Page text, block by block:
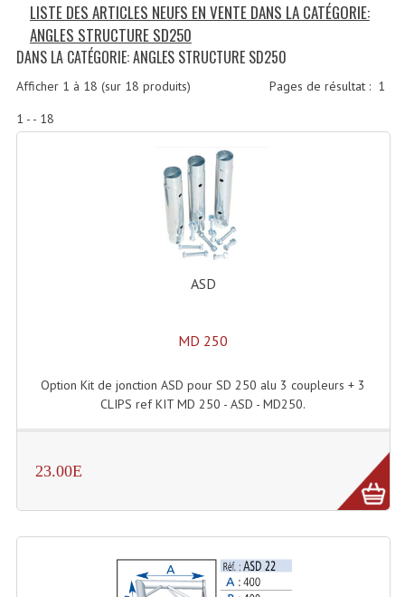
Le Matériel D´occasion
Recherche Avancée
Recevoir Nos Promotions
CATÉGORIES
Sonorisation
Accessoires Pieds Cellules Diamants
Cellule (s)
Diamants
Casques Stéréo
LISTE DES ARTICLES NEUFS EN VENTE DANS LA CATÉGORIE:
ANGLES STRUCTURE SD250
DANS LA CATÉGORIE: ANGLES STRUCTURE SD250
Pages de résultat : 1
Afficher 1 à 18 (sur 18 produits)
1 - - 18
ASD
MD 250
Option Kit de jonction ASD pour SD 250 alu 3 coupleurs + 3
CLIPS ref KIT MD 250 - ASD - MD250.
23.00E